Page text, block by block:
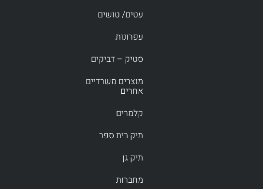
עטים/ טושים
עפרונות
סטיק – דביקים
מוצרים משרדיים
אחרים
קלמרים
תיק בית ספר
תיק גן
מחברות